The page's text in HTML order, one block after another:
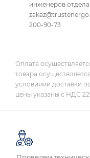
инженеров
200-90-73
Оплата
товара
условиями доставки
цены указаны с НДС